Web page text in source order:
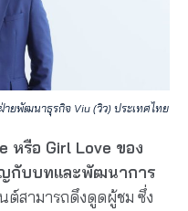
ยพัฒนาธุรกิจ Viu (วิว) ประเทศไทย
หรือ Girl Love ของ
ญกับบทและพัฒนาการ
ต์สามารถดึงดูดผู้ชม ซึ่ง